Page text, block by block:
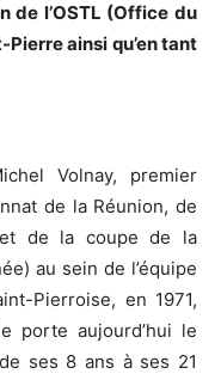
de l’OSTL (Office du
ainsi qu’en tant
Volnay, premier
de la Réunion, de
de la coupe de la
au sein de l’équipe
Pierroise, en 1971,
porte aujourd’hui le
ses 8 ans à ses 21